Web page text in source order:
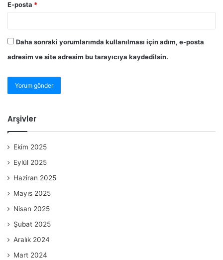
E-posta *
Daha sonraki yorumlarımda kullanılması için adım, e-posta
adresim ve site adresim bu tarayıcıya kaydedilsin.
Arşivler
Ekim 2025
Eylül 2025
Haziran 2025
Mayıs 2025
Nisan 2025
Şubat 2025
Aralık 2024
Mart 2024